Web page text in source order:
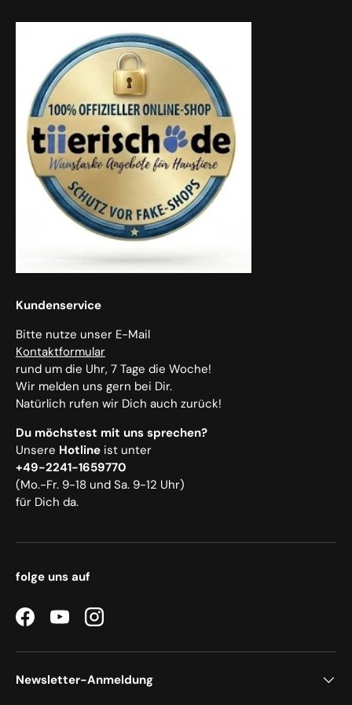
Kundenservice
Bitte nutze unser E-Mail
Kontaktformular
rund um die Uhr, 7 Tage die Woche!
Wir melden uns gern bei Dir.
Natürlich rufen wir Dich auch zurück!
Du möchstest mit uns sprechen?
Unsere Hotline ist unter
+49-2241-1659770
(Mo.-Fr. 9-18 und Sa. 9-12 Uhr)
für Dich da.
folge uns auf
FacebookYouTubeInstagram
Newsletter-Anmeldung